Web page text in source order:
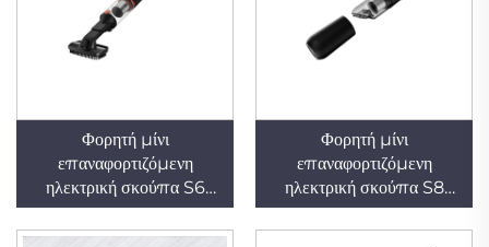
Φορητή μίνι
επαναφορτιζόμενη
ηλεκτρική σκούπα S6
120W για αυτοκίνητο,
οικιακή χρήση
Φορητή μίνι
επαναφορτιζόμενη
ηλεκτρική σκούπα S8
65W για αυτοκίνητο,
οικιακή χρήση